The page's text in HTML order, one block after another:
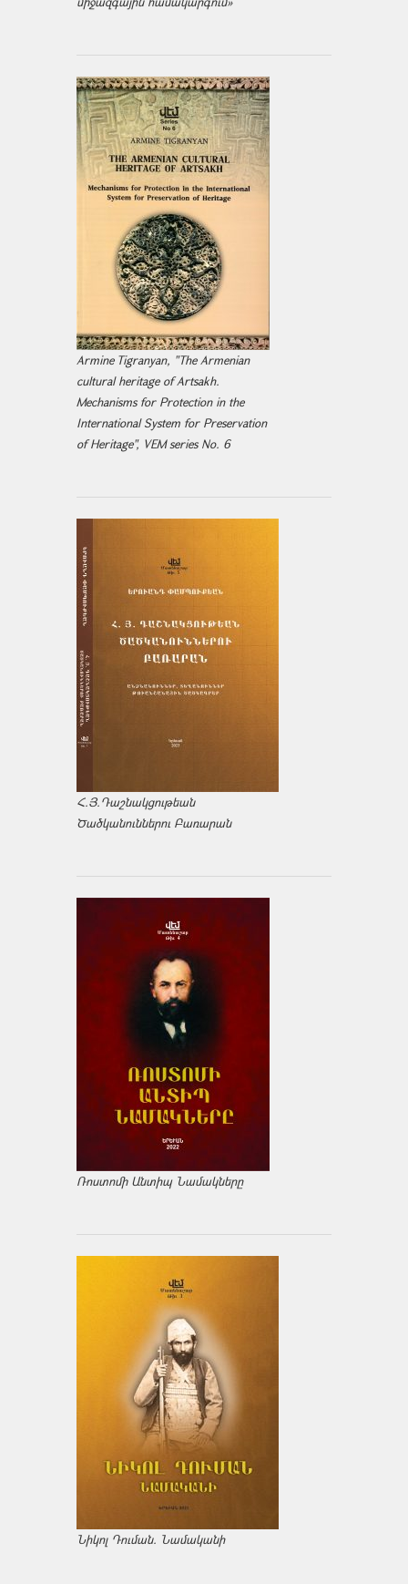
Armine Tigranyan, "The Armenian
cultural heritage of Artsakh.
Mechanisms for Protection in the
International System for Preservation
of Heritage", VEM series No. 6
Հ.Յ.Դաշնակցութեան
Ծածկանուններու Բառարան
Ռոստոմի Անտիպ Նամակները
Նիկոլ Դուման. Նամականի